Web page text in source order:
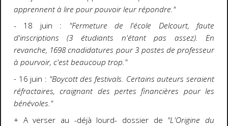
apprennent à lire pour pouvoir leur répondre."
- 18 juin : "Fermeture de l'école Delcourt, faute
d'inscriptions (3 étudiants n'étant pas assez). En
revanche, 1698 cnadidatures pour 3 postes de professeur
à pourvoir, c'est beaucoup trop."
- 16 juin : "Boycott des festivals. Certains auteurs seraient
réfractaires, craignant des pertes financières pour les
bénévoles."
+ A verser au -déjà lourd- dossier de "L'Origine du